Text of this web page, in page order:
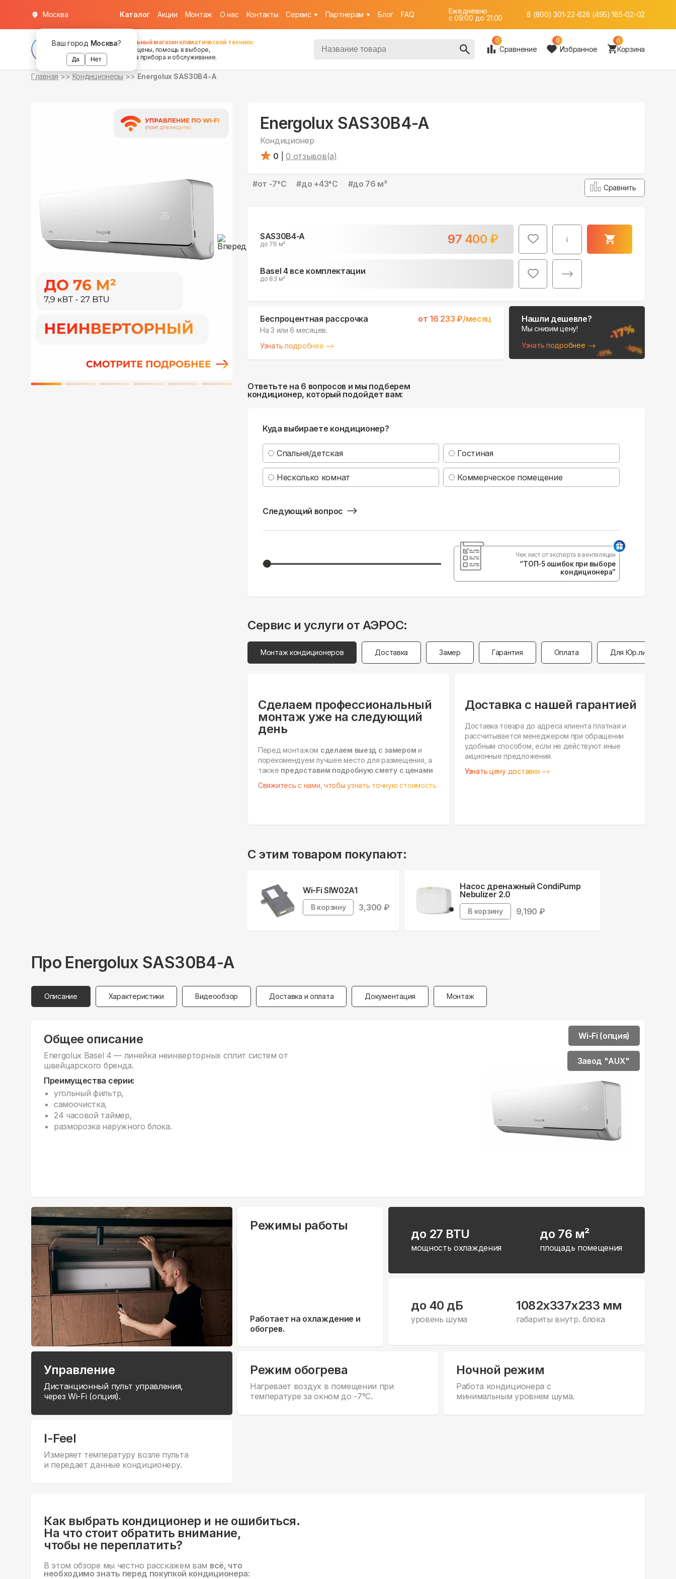
Ваш город Москва?
Да Нет
Москва Каталог Акции Монтаж О нас Контакты Cервис Партнерам Блог FAQ
Ежедневно
c 09:00 до 21:00
8 (800) 301-22-628 (495) 185-02-02
Федеральный магазин климатической техники:
хорошие цены, помощь в выборе,
установка прибора и обслуживание.
0
Сравнение
0
Избранное
0
Корзина
Главная Кондиционеры Energolux SAS30B4-A
Поможем выбрать
место для монтажа:
В Telegram
Energolux SAS30B4-A
Кондиционер
0
0 отзывов(а)
#от -7°С #до +43°С #до 76 м² Сравнить
SAS30B4-A
до 76 м² 97 400 ₽ i
в наличии
Basel 4 все комплектации
до 83 м²
в наличии
Беспроцентная рассрочка от 16 233 ₽/месяц
На 3 или 6 месяцев.
Узнать подробнее
Нашли дешевле?
Мы снизим цену!
Узнать подробнее
Ответьте на 6 вопросов и мы подберем
кондиционер, который подойдет вам:
Куда выбираете кондиционер?
Спальня/детская Гостиная
Несколько комнат Коммерческое помещение
Следующий вопрос
Чек лист от эксперта в вентиляции
“ТОП-5 ошибок при выборе
кондиционера”
Сервис и услуги от АЭРОС:
Монтаж кондиционеров Доставка Замер Гарантия Оплата Для Юр.лиц
Сделаем профессиональный
монтаж уже на следующий
день
Перед монтажом сделаем выезд с замером и
порекомендуем лучшее место для размещения, а
также предоставим подробную смету с ценами
Свяжитесь с нами, чтобы узнать точную стоимость.
Доставка с нашей гарантией
Доставка товара до адреса клиента платная и
рассчитывается менеджером при обращении
удобным способом, если не действуют иные
акционные предложения.
Узнать цену доставки
С этим товаром покупают:
Wi-Fi SIW02A1
В корзину 3,300 ₽
Насос дренажный CondiPump
Nebulizer 2.0
В корзину 9,190 ₽
Про Energolux SAS30B4-A
Описание Характеристики Видеообзор Доставка и оплата Документация Монтаж
Общее описание
Energolux Basel 4 — линейка неинверторных сплит систем от
швейцарского бренда.
Преимущества серии:
угольный фильтр,
самоочистка,
24 часовой таймер,
разморозка наружного блока.
Wi-Fi (опция)
Завод "AUX"
Режимы работы
Работает на охлаждение и
обогрев.
до 27 BTU
мощность охлаждения
до 76 м²
площадь помещения
до 40 дБ
уровень шума
1082x337x233 мм
габариты внутр. блока
Управление
Дистанционный пульт управления,
через Wi-Fi (опция).
Режим обогрева
Нагревает воздух в помещении при
температуре за окном до -7°С.
Ночной режим
Работа кондиционера с
минимальным уровнем шума.
I-Feel
Измеряет температуру возле пульта
и передает данные кондиционеру.
Как выбрать кондиционер и не ошибиться.
На что стоит обратить внимание,
чтобы не переплатить?
В этом обзоре мы честно расскажем вам всё, что
необходимо знать перед покупкой кондиционера: